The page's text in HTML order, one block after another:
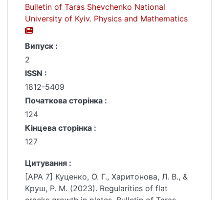
Bulletin of Taras Shevchenko National
University of Kyiv. Physics and Mathematics
Випуск :
2
ISSN :
1812-5409
Початкова сторінка :
124
Кінцева сторінка :
127
Цитування :
[APA 7] Куценко, О. Г., Харитонова, Л. В., &
Круш, Р. М. (2023). Regularities of flat